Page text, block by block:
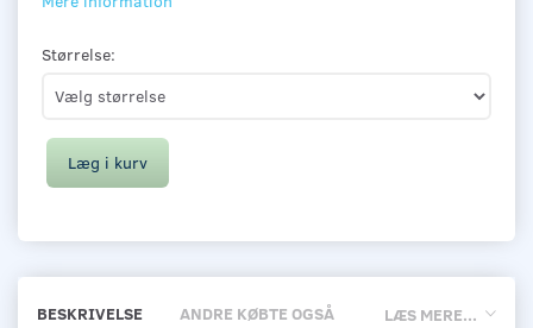
Størrelse:
Læg i kurv
LÆS MERE...
BESKRIVELSE ANDRE KØBTE OGSÅ